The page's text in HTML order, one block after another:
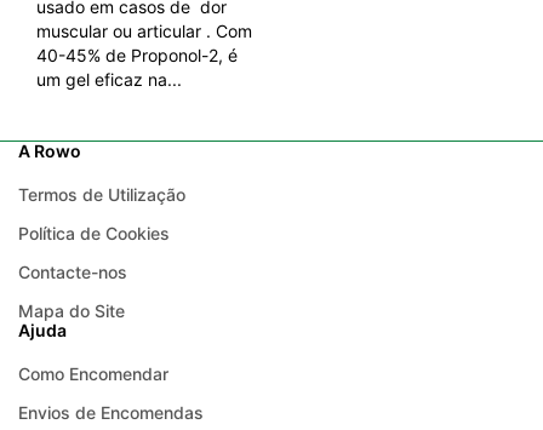
usado em casos de dor
muscular ou articular . Com
40-45% de Proponol-2, é
um gel eficaz na...
A Rowo
Termos de Utilização
Política de Cookies
Contacte-nos
Mapa do Site
Ajuda
Como Encomendar
Envios de Encomendas